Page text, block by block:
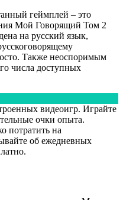
геймплей – это
Мой Говорящий Том 2
на русский язык,
Также неоспоримым
числа доступных
видеоигр. Играйте
очки опыта.
потратить на
об ежедневных